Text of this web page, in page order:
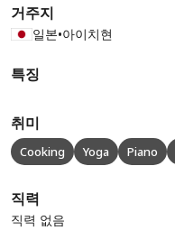
거주지
일본•아이치현
특징
취미
Cooking Yoga Piano
직력
직력 없음